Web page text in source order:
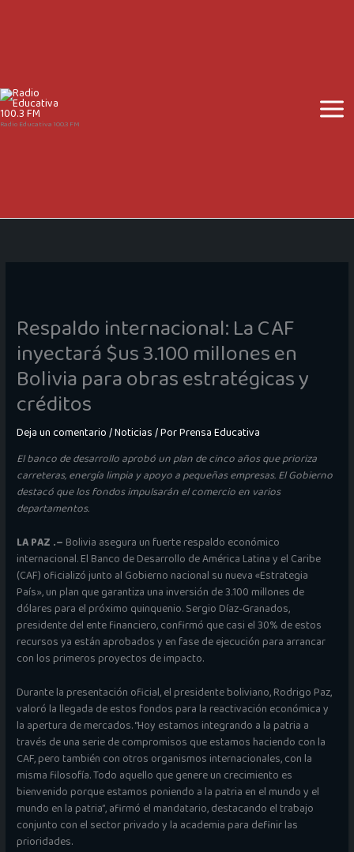
Radio Educativa 100.3 FM
Respaldo internacional: La CAF
inyectará $us 3.100 millones en
Bolivia para obras estratégicas y
créditos
Deja un comentario/Noticias/ PorPrensa Educativa
El banco de desarrollo aprobó un plan de cinco años que prioriza
carreteras, energía limpia y apoyo a pequeñas empresas. El Gobierno
destacó que los fondos impulsarán el comercio en varios
departamentos.
LA PAZ .– Bolivia asegura un fuerte respaldo económico
internacional. El Banco de Desarrollo de América Latina y el Caribe
(CAF) oficializó junto al Gobierno nacional su nueva «Estrategia
País», un plan que garantiza una inversión de 3.100 millones de
dólares para el próximo quinquenio. Sergio Díaz-Granados,
presidente del ente financiero, confirmó que casi el 30% de estos
recursos ya están aprobados y en fase de ejecución para arrancar
con los primeros proyectos de impacto.
Durante la presentación oficial, el presidente boliviano, Rodrigo Paz,
valoró la llegada de estos fondos para la reactivación económica y
la apertura de mercados. “Hoy estamos integrando a la patria a
través de una serie de compromisos que estamos haciendo con la
CAF, pero también con otros organismos internacionales, con la
misma filosofía. Todo aquello que genere un crecimiento es
bienvenido porque estamos poniendo a la patria en el mundo y el
mundo en la patria”, afirmó el mandatario, destacando el trabajo
conjunto con el sector privado y la academia para definir las
prioridades.